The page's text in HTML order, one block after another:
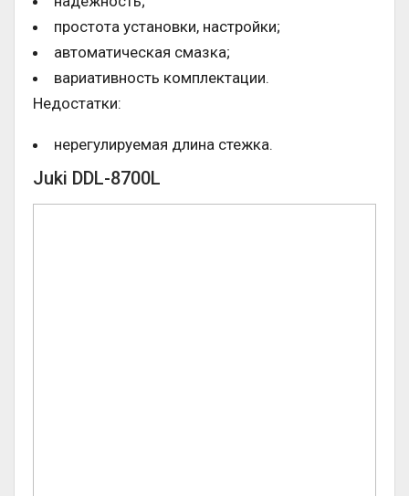
простота установки, настройки;
автоматическая смазка;
вариативность комплектации.
Недостатки:
нерегулируемая длина стежка.
Juki DDL-8700L